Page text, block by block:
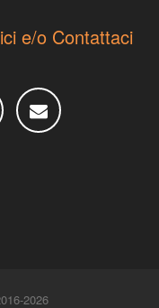
e/o Contattaci
2026